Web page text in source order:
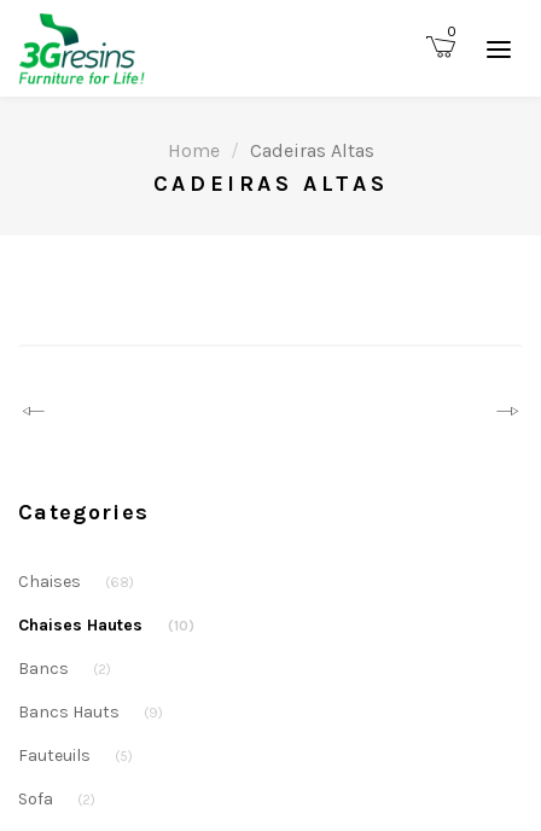
0
Home Cadeiras Altas
CADEIRAS ALTAS
Prev Next
Categories
Chaises (68)
Chaises Hautes (10)
Bancs (2)
Bancs Hauts (9)
Fauteuils (5)
Sofa (2)